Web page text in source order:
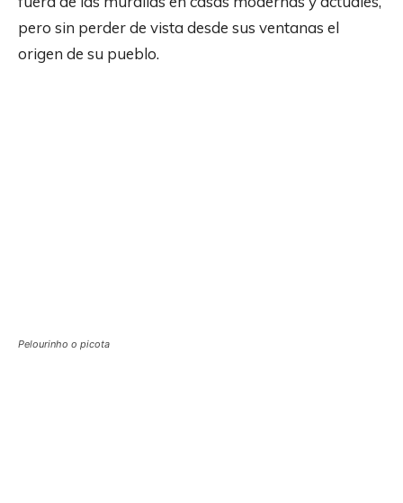
pero sin perder de vista desde sus ventanas el
origen de su pueblo.
Pelourinho o picota